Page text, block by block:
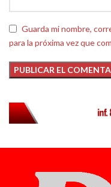
Guarda mi nombre,
para la próxima vez que